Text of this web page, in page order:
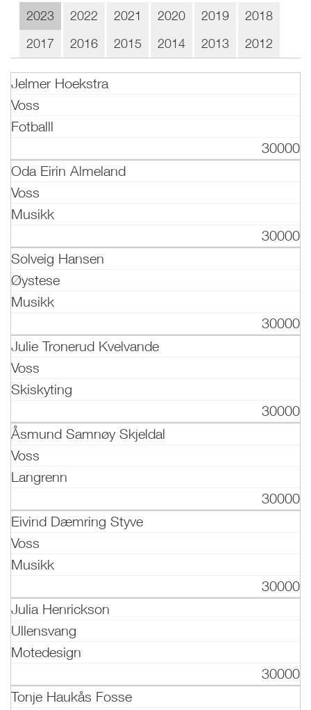
2023 2022 2021 2020 2019
2018
2017
2016 2015 2014 2013 2012
Jelmer Hoekstra
Voss
Fotballl
30000
Oda Eirin Almeland
Voss
Musikk
30000
Solveig Hansen
Øystese
Musikk
30000
Julie Tronerud Kvelvande
Voss
Skiskyting
30000
Åsmund Samnøy Skjeldal
Voss
Langrenn
30000
Eivind Dæmring Styve
Voss
Musikk
30000
Julia Henrickson
Ullensvang
Motedesign
30000
Tonje Haukås Fosse